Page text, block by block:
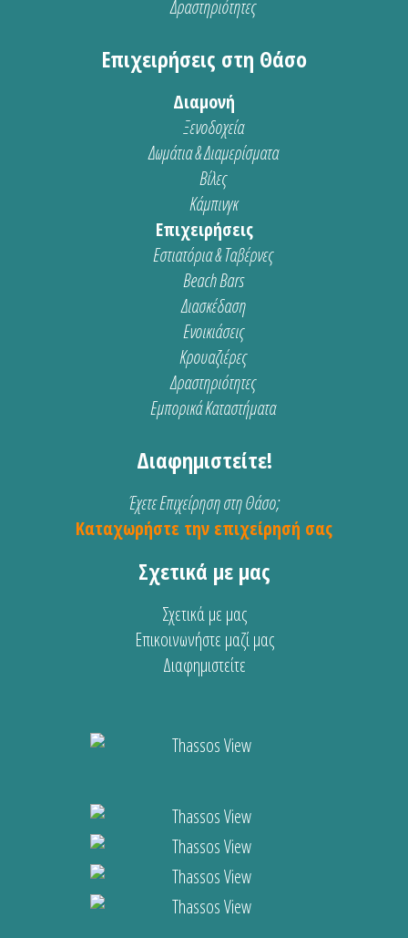
Δραστηριότητες
Επιχειρήσεις στη Θάσο
Διαμονή
Ξενοδοχεία
Δωμάτια & Διαμερίσματα
Βίλες
Κάμπινγκ
Επιχειρήσεις
Εστιατόρια & Ταβέρνες
Beach Bars
Διασκέδαση
Ενοικιάσεις
Κρουαζιέρες
Δραστηριότητες
Εμπορικά Καταστήματα
Διαφημιστείτε!
Έχετε Επιχείρηση στη Θάσο;
Καταχωρήστε την επιχείρησή σας
Σχετικά με μας
Σχετικά με μας
Επικοινωνήστε μαζί μας
Διαφημιστείτε